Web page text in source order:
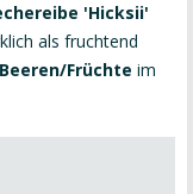
'Hicksii'
als fruchtend
Früchte im